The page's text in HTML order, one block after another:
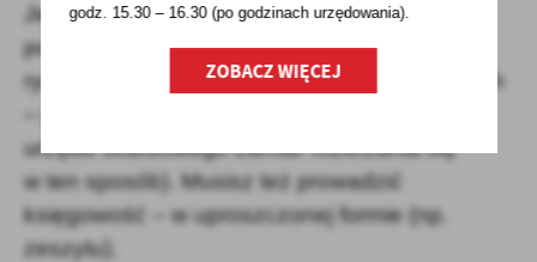
Jeśli przychody są wyższe – musisz opłacić
podatek (na zasadach ogólnych lub 2%
ryczałtem od przychodów ewidencjonowanych
urzędu skarbowego zamiar rozliczania się
w ten sposób). Musisz też prowadzić
księgowość – w uproszczonej formie (np.
zeszytu).
godz. 15.30 – 16.30 (po godzinachurzędowania).
ZOBACZ WIĘCEJ